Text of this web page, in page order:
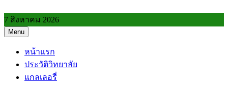
to
content
7 สิงหาคม 2026
วิทยาลัยการอาชีพประโคนชัย
Menu
หน้าแรก
ประวัติวิทยาลัย
แกลเลอรี่